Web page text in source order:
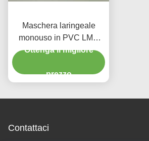
Maschera laringeale
monouso in PVC LMA
dimensione 5.0 Intubation
Ottenga il migliore
prezzo
Contattaci